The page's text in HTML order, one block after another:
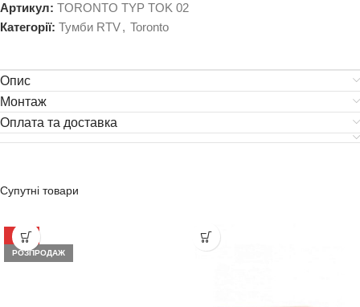
Артикул: TORONTO TYP TOK 02
Категорії: Тумби RTV, Toronto
Опис
Монтаж
Оплата та доставка
Супутні товари
-37%
РОЗПРОДАЖ